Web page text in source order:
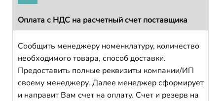
Оплата с НДС на расчетный счет поставщика
Сообщить менеджеру номенклатуру, количество
необходимого товара, способ доставки.
Предоставить полные реквизиты компании/ИП
своему менеджеру. Далее менеджер сформирует
и направит Вам счет на оплату. Счет и резерв на